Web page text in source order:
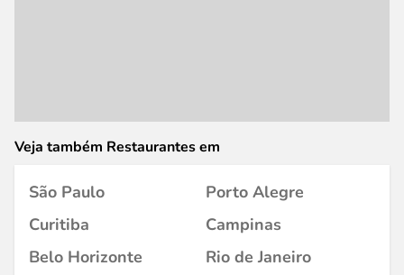
Veja também Restaurantes em
São Paulo
Porto Alegre
Curitiba
Campinas
Belo Horizonte
Rio de Janeiro